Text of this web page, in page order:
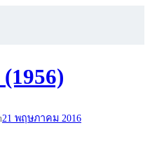
21 พฤษภาคม 2016